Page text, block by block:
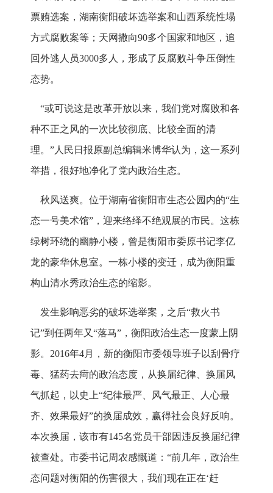
票贿选案，湖南衡阳破坏选举案和山西系统性塌
方式腐败案等；天网撒向90多个国家和地区，追
回外逃人员3000多人，形成了反腐败斗争压倒性
态势。
“或可说这是改革开放以来，我们党对腐败和各
种不正之风的一次比较彻底、比较全面的清
理。”人民日报原副总编辑米博华认为，这一系列
举措，很好地净化了党内政治生态。
秋风送爽。位于湖南省衡阳市生态公园内的“生
态一号美术馆”，迎来络绎不绝观展的市民。这栋
绿树环绕的幽静小楼，曾是衡阳市委原书记李亿
龙的豪华休息室。一栋小楼的变迁，成为衡阳重
构山清水秀政治生态的缩影。
发生影响恶劣的破坏选举案，之后“救火书
记”到任两年又“落马”，衡阳政治生态一度蒙上阴
影。2016年4月，新的衡阳市委领导班子以刮骨疗
毒、猛药去疴的政治态度，从换届纪律、换届风
气抓起，以史上“纪律最严、风气最正、人心最
齐、效果最好”的换届成效，赢得社会良好反响。
本次换届，该市有145名党员干部因违反换届纪律
被查处。市委书记周农感慨道：“前几年，政治生
态问题对衡阳的伤害很大，我们现在正在‘赶